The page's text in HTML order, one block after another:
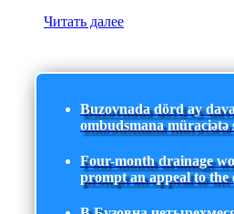
Читать далее
Buzovnada dörd ay
ombudsmana müraciətə
Four-month drainage
prompt an appeal to the